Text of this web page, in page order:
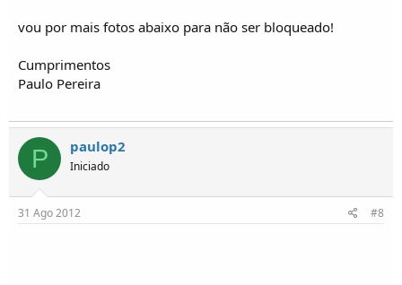
vou por mais fotos abaixo para não ser bloqueado!
Cumprimentos
Paulo Pereira
P paulop2
Iniciado
31 Ago 2012 #8